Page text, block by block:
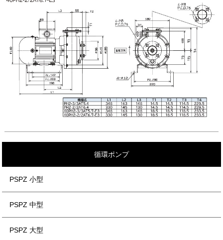
循環ポンプ
PSPZ 小型
PSPZ 中型
PSPZ 大型